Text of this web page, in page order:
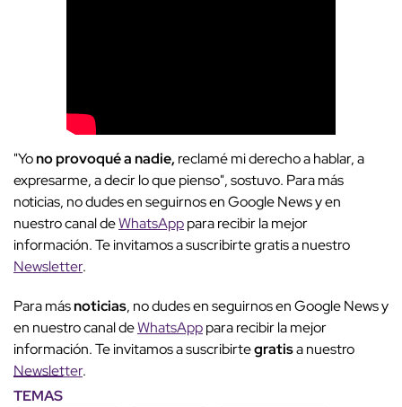
"Yono provoqué a nadie, reclamé mi derecho a hablar, a
expresarme, a decir lo que pienso", sostuvo. Para más
noticias, no dudes en seguirnos en Google News y en
nuestro canal deWhatsApppara recibir la mejor
información. Te invitamos a suscribirte gratis a nuestro
Newsletter.
Para másnoticias, no dudes en seguirnos en Google News y
en nuestro canal deWhatsApppara recibir la mejor
información. Te invitamos a suscribirtegratisa nuestro
Newsletter.
TEMAS